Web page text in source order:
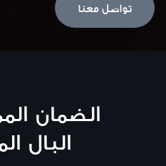
تواصل معنا
الضمان
البال